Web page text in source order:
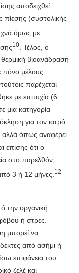
αποδειχθεί
πίεσης (συστολικής
όμως με
10
. Τέλος, ο
βιοανάδραση
πόνο μέλους
παρέχεται
με επιτυχία (6
μια κατηγορία
για τον ιατρό
αλλά όπως αναφέρει
επίσης ότι ο
στο παρελθόν,
3 ή 12 μήνες. 12
την οργανική
ή στρες.
μπορεί να
από ασήμι ή
επιφάνεια του
ζελέ και